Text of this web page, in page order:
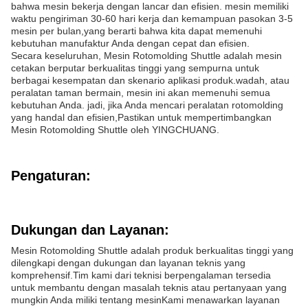
bahwa mesin bekerja dengan lancar dan efisien. mesin memiliki
waktu pengiriman 30-60 hari kerja dan kemampuan pasokan 3-5
mesin per bulan,yang berarti bahwa kita dapat memenuhi
kebutuhan manufaktur Anda dengan cepat dan efisien.
Secara keseluruhan, Mesin Rotomolding Shuttle adalah mesin
cetakan berputar berkualitas tinggi yang sempurna untuk
berbagai kesempatan dan skenario aplikasi produk.wadah, atau
peralatan taman bermain, mesin ini akan memenuhi semua
kebutuhan Anda. jadi, jika Anda mencari peralatan rotomolding
yang handal dan efisien,Pastikan untuk mempertimbangkan
Mesin Rotomolding Shuttle oleh YINGCHUANG.
Pengaturan:
Dukungan dan Layanan:
Mesin Rotomolding Shuttle adalah produk berkualitas tinggi yang
dilengkapi dengan dukungan dan layanan teknis yang
komprehensif.Tim kami dari teknisi berpengalaman tersedia
untuk membantu dengan masalah teknis atau pertanyaan yang
mungkin Anda miliki tentang mesinKami menawarkan layanan